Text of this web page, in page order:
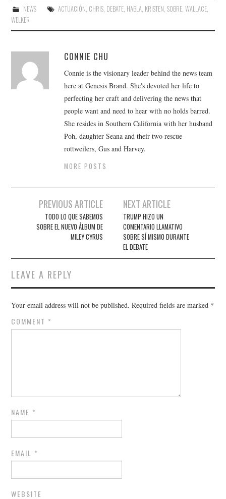
NEWS ACTUACIÓN, CHRIS, DEBATE, HABLA, KRISTEN, SOBRE, WALLACE,
WELKER
CONNIE CHU
Connie is the visionary leader behind the news team
here at Genesis Brand. She's devoted her life to
perfecting her craft and delivering the news that
people want and need to hear with no holds barred.
She resides in Southern California with her husband
Poh, daughter Seana and their two rescue
rottweilers, Gus and Harvey.
MORE POSTS
navigation
PREVIOUS ARTICLE
TODO LO QUE SABEMOS
SOBRE EL NUEVO ÁLBUM DE
MILEY CYRUS
NEXT ARTICLE
TRUMP HIZO UN
COMENTARIO LLAMATIVO
SOBRE SÍ MISMO DURANTE
EL DEBATE
LEAVE A REPLY
Your email address will not be published. Required fields are marked *
COMMENT *
NAME *
EMAIL *
WEBSITE